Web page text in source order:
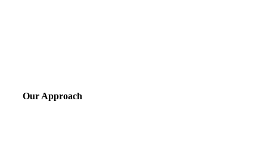
Our Approach